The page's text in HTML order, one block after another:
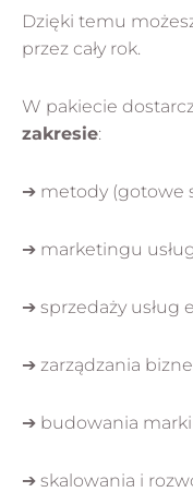
Dzięki temu
przez cały rok.
W pakiecie
zakresie:
➔ metody (gotowe
➔ marketingu
➔ sprzedaży usług
➔ zarządzania
➔ budowania marki
➔ skalowania i